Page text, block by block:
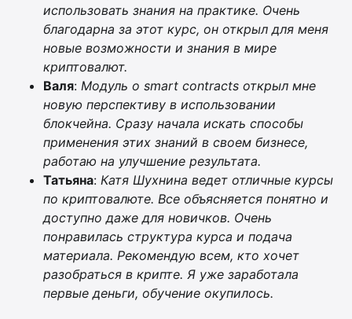
использовать знания на практике. Очень
благодарна за этот курс, он открыл для меня
новые возможности и знания в мире
криптовалют.
Валя: Модуль о smart contracts открыл мне
новую перспективу в использовании
блокчейна. Сразу начала искать способы
применения этих знаний в своем бизнесе,
работаю на улучшение результата.
Татьяна: Катя Шухнина ведет отличные курсы
по криптовалюте. Все объясняется понятно и
доступно даже для новичков. Очень
понравилась структура курса и подача
материала. Рекомендую всем, кто хочет
разобраться в крипте. Я уже заработала
первые деньги, обучение окупилось.